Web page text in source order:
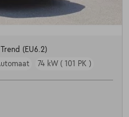
(EU6.2)
74 kW ( 101 PK )